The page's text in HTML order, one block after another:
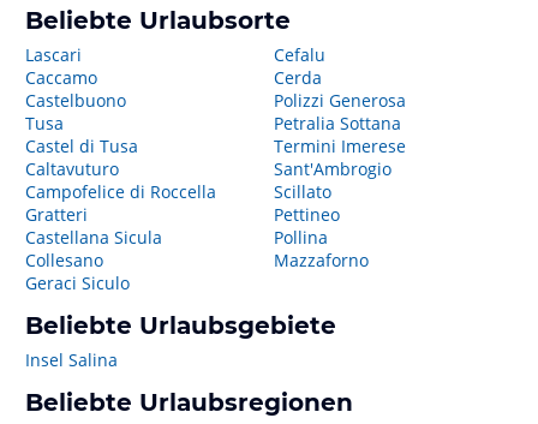
Beliebte Urlaubsorte
Lascari
Caccamo
Castelbuono
Tusa
Castel di Tusa
Caltavuturo
Campofelice di Roccella
Gratteri
Castellana Sicula
Collesano
Geraci Siculo
Cefalu
Cerda
Polizzi Generosa
Petralia Sottana
Termini Imerese
Sant'Ambrogio
Scillato
Pettineo
Pollina
Mazzaforno
Beliebte Urlaubsgebiete
Insel Salina
Beliebte Urlaubsregionen